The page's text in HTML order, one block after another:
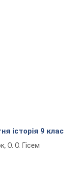
історія 9 клас
О. О. Гісем